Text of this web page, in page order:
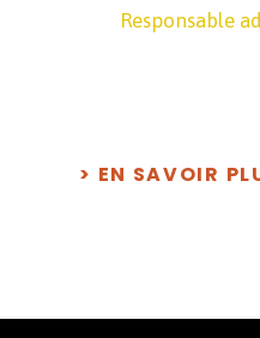
Responsable
> EN SAVOIR